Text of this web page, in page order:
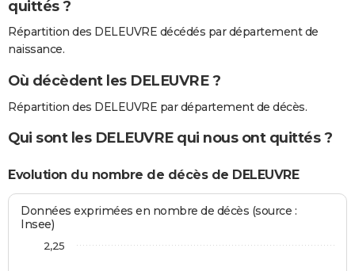
quittés ?
Répartition des DELEUVRE décédés par département de
naissance.
Où décèdent les DELEUVRE ?
Répartition des DELEUVRE par département de décès.
Qui sont les DELEUVRE qui nous ont quittés ?
Evolution du nombre de décès de DELEUVRE
Données exprimées en nombre de décès (source :
Insee)
2,25